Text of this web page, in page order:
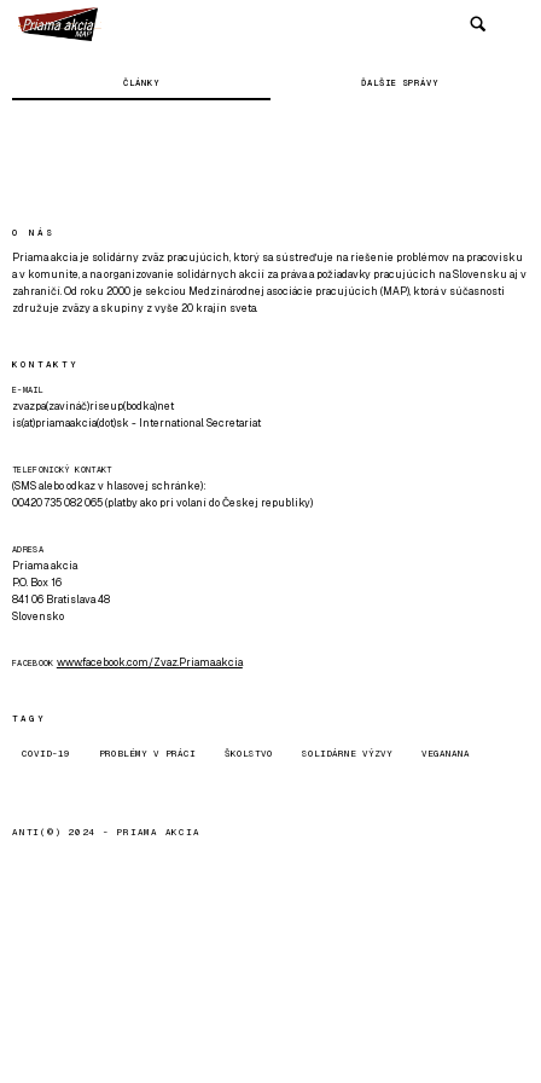
ČLÁNKY ĎALŠIE SPRÁVY
O NÁS
Priama akcia je solidárny zväz pracujúcich, ktorý sa sústreďuje na riešenie problémov na pracovisku
a v komunite, a na organizovanie solidárnych akcií za práva a požiadavky pracujúcich na Slovensku aj v
zahraničí. Od roku 2000 je sekciou Medzinárodnej asociácie pracujúcich (MAP), ktorá v súčasnosti
združuje zväzy a skupiny z vyše 20 krajín sveta.
KONTAKTY
E-MAIL
zvazpa(zavináč)riseup(bodka)net
is(at)priamaakcia(dot)sk - International Secretariat
TELEFONICKÝ KONTAKT
(SMS alebo odkaz v hlasovej schránke):
00420 735 082 065 (platby ako pri volaní do Českej republiky)
ADRESA
Priama akcia
P.O. Box 16
841 06 Bratislava 48
Slovensko
FACEBOOK www.facebook.com/Zvaz.Priama.akcia
TAGY
COVID-19 PROBLÉMY V PRÁCI ŠKOLSTVO SOLIDÁRNE VÝZVY VEGANANA
ANTI(©) 2024 - PRIAMA AKCIA